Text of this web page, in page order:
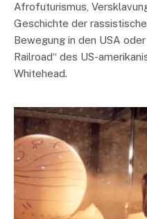
Afrofuturismus,
Geschichte der
Bewegung in den USA
Railroad“ des US-
Whitehead.